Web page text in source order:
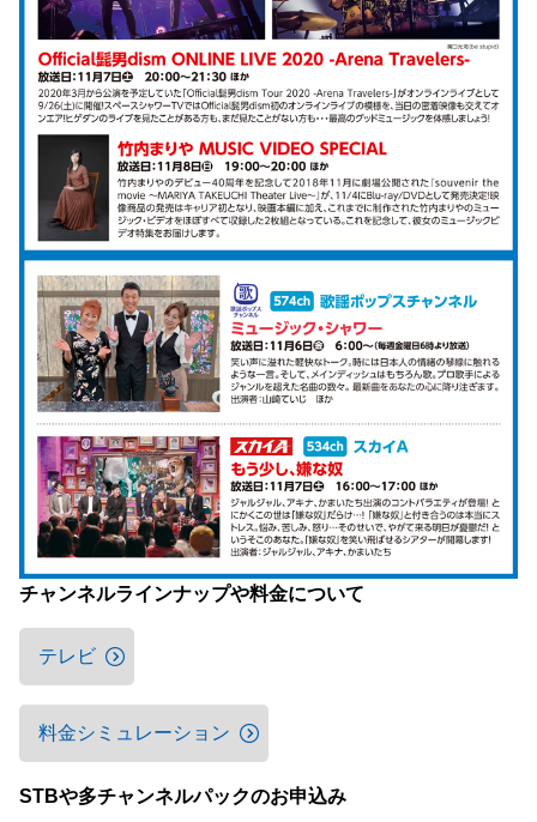
チャンネルラインナップや料金について
テレビ
料金シミュレーション
STBや多チャンネルパックのお申込み